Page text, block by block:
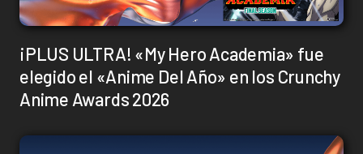
¡PLUS ULTRA! «My Hero Academia» fue
elegido el «Anime Del Año» en los Crunchy
Anime Awards 2026